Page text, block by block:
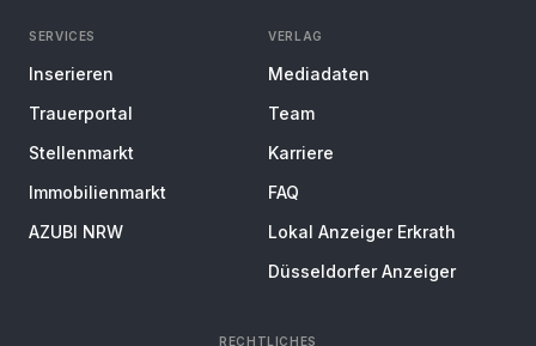
SERVICES
Inserieren
Trauerportal
Stellenmarkt
Immobilienmarkt
AZUBI NRW
VERLAG
Mediadaten
Team
Karriere
FAQ
Lokal Anzeiger Erkrath
Düsseldorfer Anzeiger
RECHTLICHES